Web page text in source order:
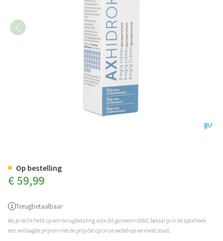
€ 59,99
Terugbetaalbaar
Als je recht hebt op een terugbetaling voor dit geneesmiddel, betaal je in de apotheek
een verlaagde prijs en niet de prijs die op onze webshop vermeld staat.
Op bestelling